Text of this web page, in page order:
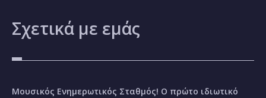
Σχετικά με εμάς
Μουσικός Ενημερωτικός Σταθμός! Ο πρώτο ιδιωτικό